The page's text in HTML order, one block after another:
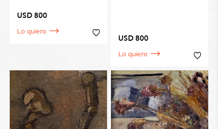
USD 800
Lo quiero
USD 800
Lo quiero